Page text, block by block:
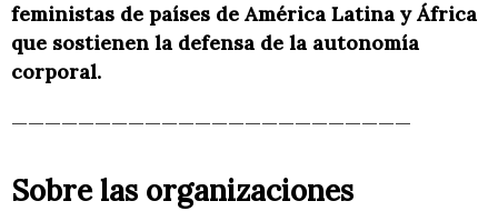
feministas de países de América Latina y África
que sostienen la defensa de la autonomía
corporal.
————————————————————————
Sobre las organizaciones